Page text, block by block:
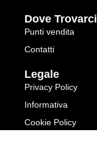
Dove Trovarci
Punti vendita
Contatti
Legale
Privacy Policy
Informativa
Cookie Policy